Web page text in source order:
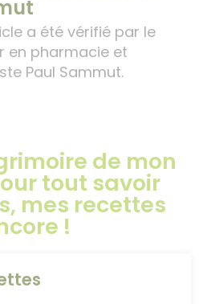
a été vérifié par le
en pharmacie et
Paul Sammut.
de mon
tout savoir
mes recettes
!